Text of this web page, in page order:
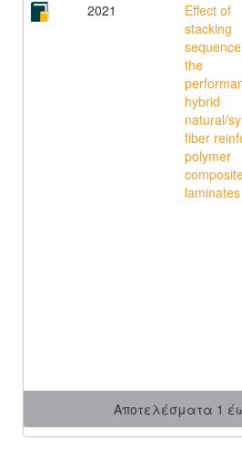
2021
Effect of
stacking
the
hybrid
natural/
fiber
polymer
laminates
Αποτελέσματα 1